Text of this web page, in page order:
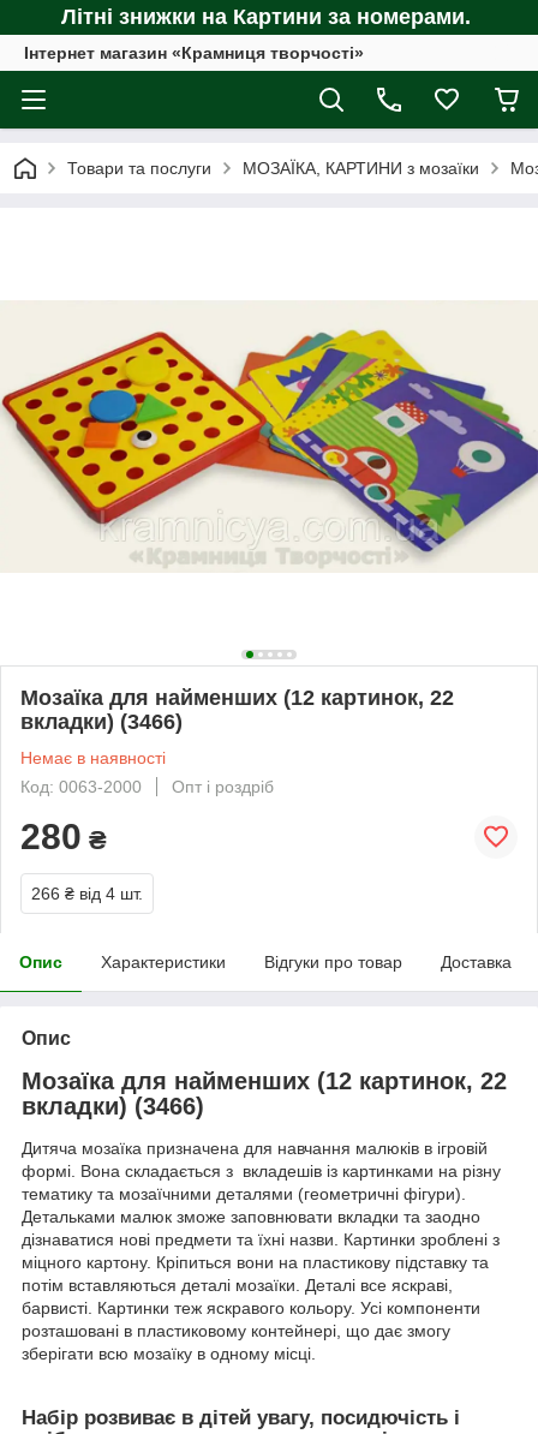
Літні знижки на Картини за номерами.
Інтернет магазин «Крамниця творчості»
Товари та послуги МОЗАЇКА, КАРТИНИ з мозаїки
Мозаїка для найменших (12 картинок, 22
вкладки) (3466)
Немає в наявності
Код: 0063-2000
Опт і роздріб
280 ₴
266 ₴ від 4 шт.
Опис Характеристики Відгуки про товар Доставка
Опис
Мозаїка для найменших (12 картинок, 22
вкладки) (3466)
Дитяча мозаїка призначена для навчання малюків в ігровій
формі. Вона складається з вкладешів із картинками на різну
тематику та мозаїчними деталями (геометричні фігури).
Детальками малюк зможе заповнювати вкладки та заодно
дізнаватися нові предмети та їхні назви. Картинки зроблені з
міцного картону. Кріпиться вони на пластикову підставку та
потім вставляються деталі мозаїки. Деталі все яскраві,
барвисті. Картинки теж яскравого кольору. Усі компоненти
розташовані в пластиковому контейнері, що дає змогу
зберігати всю мозаїку в одному місці.
Набір розвиває в дітей увагу, посидючість і